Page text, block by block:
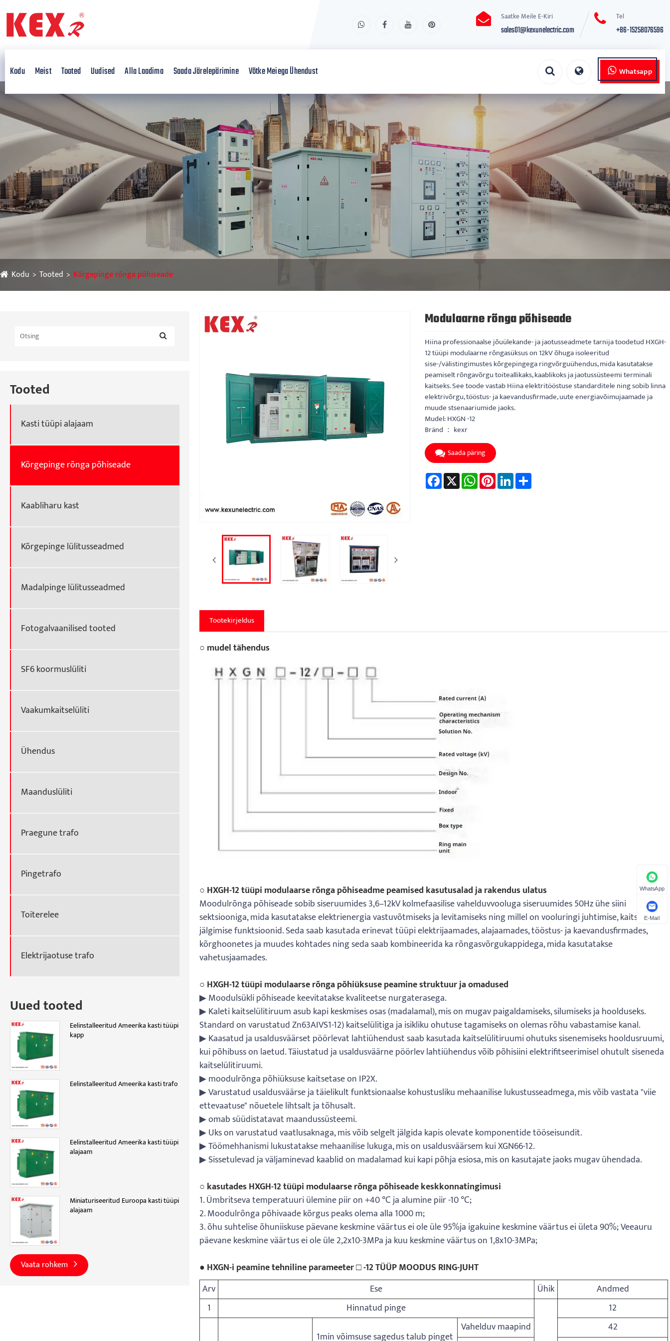
Saatke Meile E-Kiri
sales01@kexunelectric.com
Tel
+86-15258076596
Kodu Meist Tooted Uudised Alla Laadima Saada Järelepärimine Võtke Meiega Ühendust Whatsapp
Kodu Tooted Kõrgepinge rõnga põhiseade
Tooted
Kasti tüüpi alajaam
Kõrgepinge rõnga põhiseade
Kaabliharu kast
Kõrgepinge lülitusseadmed
Madalpinge lülitusseadmed
Fotogalvaanilised tooted
SF6 koormuslüliti
Vaakumkaitselüliti
Ühendus
Maanduslüliti
Praegune trafo
Pingetrafo
Toiterelee
Elektrijaotuse trafo
Uued tooted
Eelinstalleeritud Ameerika kasti tüüpi
kapp
Eelinstalleeritud Ameerika kasti trafo
Eelinstalleeritud Ameerika kasti tüüpi
alajaam
Miniaturiseeritud Euroopa kasti tüüpi
alajaam
Vaata rohkem
Modulaarne rõnga põhiseade
Hiina professionaalse jõuülekande- ja jaotusseadmete tarnija toodetud HXGH-
12 tüüpi modulaarne rõngasüksus on 12kV õhuga isoleeritud
sise-/välistingimustes kõrgepingega ringvõrguühendus, mida kasutatakse
peamiselt rõngavõrgu toiteallikaks, kaablikoks ja jaotussüsteemi terminali
kaitseks. See toode vastab Hiina elektritööstuse standarditele ning sobib linna
elektrivõrgu, tööstus- ja kaevandusfirmade, uute energiavõimujaamade ja
muude stsenaariumide jaoks.
Mudel: HXGN -12
Bränd ： kexr
Saada päring
Facebook
X WhatsAppPinterestLinkedInShare
Tootekirjeldus
○ mudel tähendus
○ HXGH-12 tüüpi modulaarse rõnga põhiseadme peamised kasutusalad ja rakendus ulatus
Moodulrõnga põhiseade sobib siseruumides 3,6–12kV kolmefaasilise vahelduvvooluga siseruumides 50Hz ühe siini
sektsiooniga, mida kasutatakse elektrienergia vastuvõtmiseks ja levitamiseks ning millel on vooluringi juhtimise, kaitsmise ja
jälgimise funktsioonid. Seda saab kasutada erinevat tüüpi elektrijaamades, alajaamades, tööstus- ja kaevandusfirmades,
kõrghoonetes ja muudes kohtades ning seda saab kombineerida ka rõngasvõrgukappidega, mida kasutatakse
vahetusjaamades.
○ HXGH-12 tüüpi modulaarse rõnga põhiüksuse peamine struktuur ja omadused
▶ Moodulsükli põhiseade keevitatakse kvaliteetse nurgaterasega.
▶ Kaleti kaitselülitiruum asub kapi keskmises osas (madalamal), mis on mugav paigaldamiseks, silumiseks ja hoolduseks.
Standard on varustatud Zn63AIVS1-12) kaitselülitiga ja isikliku ohutuse tagamiseks on olemas rõhu vabastamise kanal.
▶ Kaasatud ja usaldusväärset pöörlevat lahtiühendust saab kasutada kaitselülitiruumi ohutuks sisenemiseks hooldusruumi,
kui põhibuss on laetud. Täiustatud ja usaldusväärne pöörlev lahtiühendus võib põhisiini elektrifitseerimisel ohutult siseneda
kaitselülitiruumi.
▶ moodulrõnga põhiüksuse kaitsetase on IP2X.
▶ Varustatud usaldusväärse ja täielikult funktsionaalse kohustusliku mehaanilise lukustusseadmega, mis võib vastata "viie
ettevaatuse" nõuetele lihtsalt ja tõhusalt.
▶ omab süüdistatavat maandussüsteemi.
▶ Uks on varustatud vaatlusaknaga, mis võib selgelt jälgida kapis olevate komponentide tööseisundit.
▶ Töömehhanismi lukustatakse mehaanilise lukuga, mis on usaldusväärsem kui XGN66-12.
▶ Sissetulevad ja väljaminevad kaablid on madalamad kui kapi põhja esiosa, mis on kasutajate jaoks mugav ühendada.
○ kasutades HXGH-12 tüüpi modulaarse rõnga põhiseade keskkonnatingimusi
1. Ümbritseva temperatuuri ülemine piir on +40 ℃ ja alumine piir -10 ℃;
2. Moodulrõnga põhivaade kõrgus peaks olema alla 1000 m;
3. õhu suhtelise õhuniiskuse päevane keskmine väärtus ei ole üle 95%ja igakuine keskmine väärtus ei ületa 90%; Veeauru
päevane keskmine väärtus ei ole üle 2,2x10-3MPa ja kuu keskmine väärtus on 1,8x10-3MPa;
● HXGN-i peamine tehniline parameeter □ -12 TÜÜP MOODUS RING-JUHT
Arv
Ese Ühik
Andmed
1
Hinnatud pinge 12
1min võimsuse sagedus talub pinget
Vahelduv maapind
42
WhatsApp
E-Mail